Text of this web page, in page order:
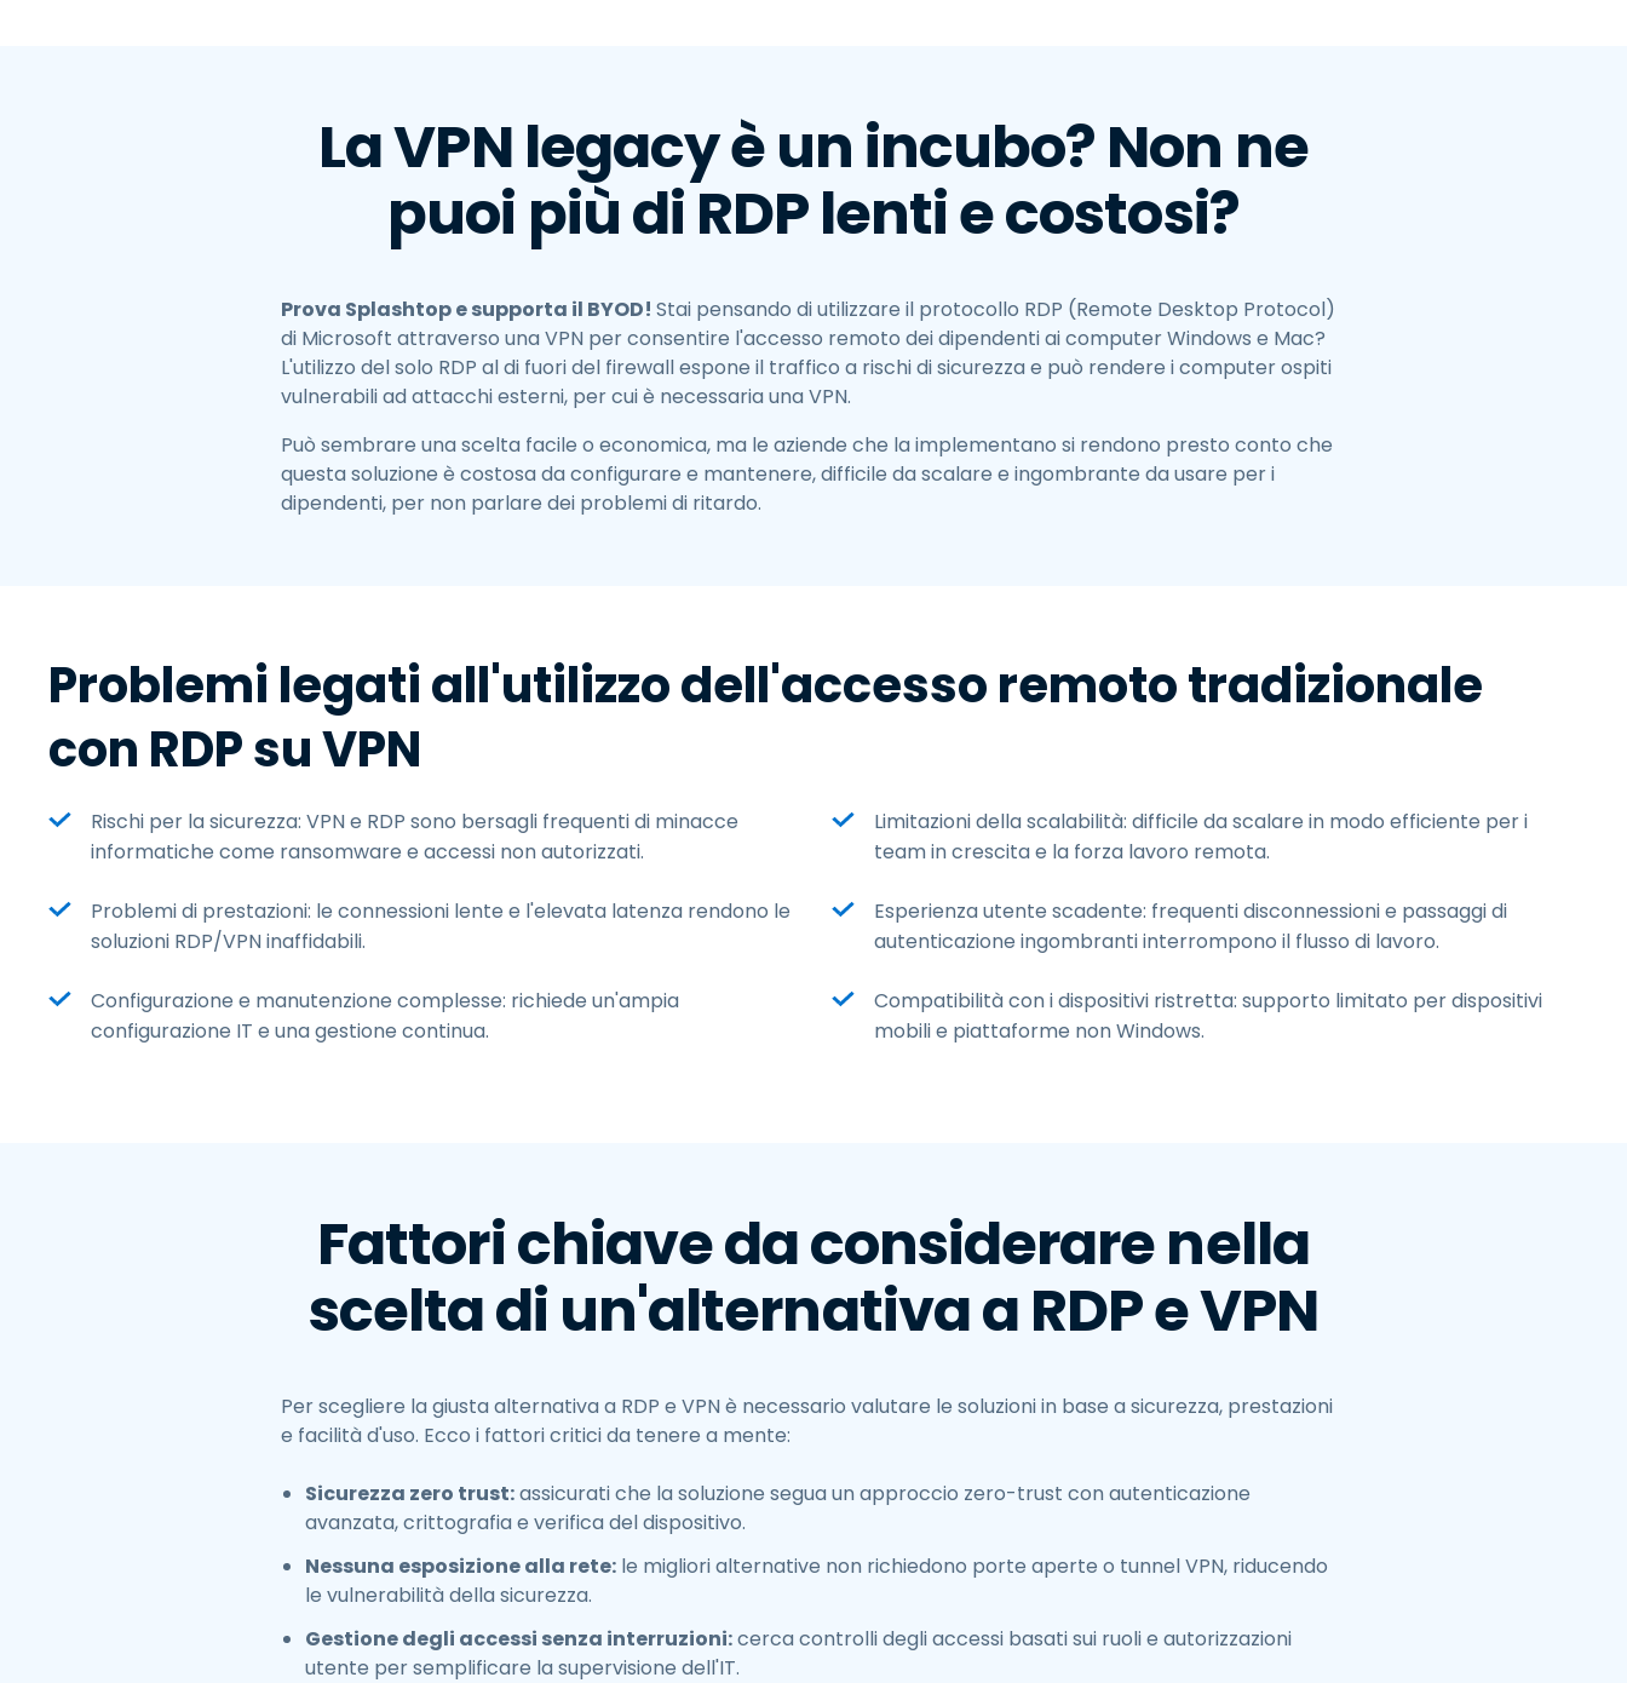
Wacom
Accesso remoto al
laboratorio
Sicurezza degli endpoint
Bahasa
La VPN legacy è un incubo? Non ne
puoi più di RDP lenti e costosi?
Prova Splashtop e supporta il BYOD! Stai pensando di utilizzare il protocollo RDP (Remote Desktop Protocol)
di Microsoft attraverso una VPN per consentire l'accesso remoto dei dipendenti ai computer Windows e Mac?
L'utilizzo del solo RDP al di fuori del firewall espone il traffico a rischi di sicurezza e può rendere i computer ospiti
vulnerabili ad attacchi esterni, per cui è necessaria una VPN.
Può sembrare una scelta facile o economica, ma le aziende che la implementano si rendono presto conto che
questa soluzione è costosa da configurare e mantenere, difficile da scalare e ingombrante da usare per i
dipendenti, per non parlare dei problemi di ritardo.
Problemi legati all'utilizzo dell'accesso remoto tradizionale
con RDP su VPN
Rischi per la sicurezza: VPN e RDP sono bersagli frequenti di minacce
informatiche come ransomware e accessi non autorizzati.
Problemi di prestazioni: le connessioni lente e l'elevata latenza rendono le
soluzioni RDP/VPN inaffidabili.
Configurazione e manutenzione complesse: richiede un'ampia
configurazione IT e una gestione continua.
Limitazioni della scalabilità: difficile da scalare in modo efficiente per i
team in crescita e la forza lavoro remota.
Esperienza utente scadente: frequenti disconnessioni e passaggi di
autenticazione ingombranti interrompono il flusso di lavoro.
Compatibilità con i dispositivi ristretta: supporto limitato per dispositivi
mobili e piattaforme non Windows.
Fattori chiave da considerare nella
scelta di un'alternativa a RDP e VPN
Per scegliere la giusta alternativa a RDP e VPN è necessario valutare le soluzioni in base a sicurezza, prestazioni
e facilità d'uso. Ecco i fattori critici da tenere a mente:
Sicurezza zero trust:assicurati che la soluzione segua un approccio zero-trust con autenticazione
avanzata, crittografia e verifica del dispositivo.
Nessuna esposizione alla rete: le migliori alternative non richiedono porte aperte o tunnel VPN, riducendo
le vulnerabilità della sicurezza.
Gestione degli accessi senza interruzioni:cerca controlli degli accessi basati sui ruoli e autorizzazioni
utente per semplificare la supervisione dell'IT.